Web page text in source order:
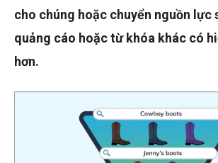
cho chúng hoặc chuyển nguồn lực
quảng cáo hoặc từ khóa khác có
hơn.